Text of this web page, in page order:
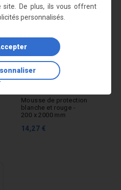
Mousse de protection
blanche et rouge -
200 x 2000 mm
14,27 €
site. De plus, ils vous offrent
personnalisés.